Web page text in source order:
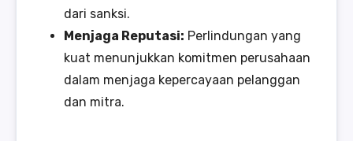
dari sanksi.
Menjaga Reputasi: Perlindungan yang
kuat menunjukkan komitmen perusahaan
dalam menjaga kepercayaan pelanggan
dan mitra.